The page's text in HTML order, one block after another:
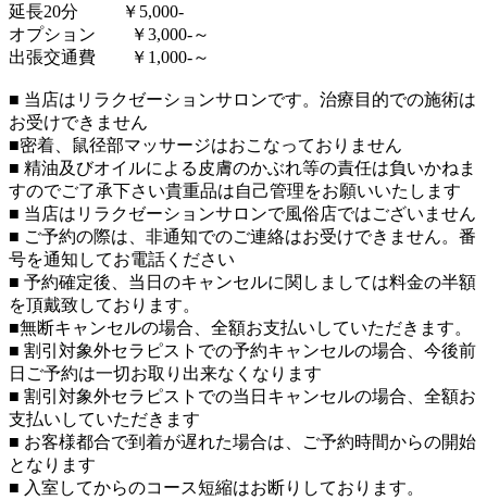
延長20分 ￥5,000-
オプション ￥3,000-～
出張交通費 ￥1,000-～
■ 当店はリラクゼーションサロンです。治療目的での施術は
お受けできません
■密着、鼠径部マッサージはおこなっておりません
■ 精油及びオイルによる皮膚のかぶれ等の責任は負いかねま
すのでご了承下さい貴重品は自己管理をお願いいたします
■ 当店はリラクゼーションサロンで風俗店ではございません
■ ご予約の際は、非通知でのご連絡はお受けできません。番
号を通知してお電話ください
■ 予約確定後、当日のキャンセルに関しましては料金の半額
を頂戴致しております。
■無断キャンセルの場合、全額お支払いしていただきます。
■ 割引対象外セラピストでの予約キャンセルの場合、今後前
日ご予約は一切お取り出来なくなります
■ 割引対象外セラピストでの当日キャンセルの場合、全額お
支払いしていただきます
■ お客様都合で到着が遅れた場合は、ご予約時間からの開始
となります
■ 入室してからのコース短縮はお断りしております。